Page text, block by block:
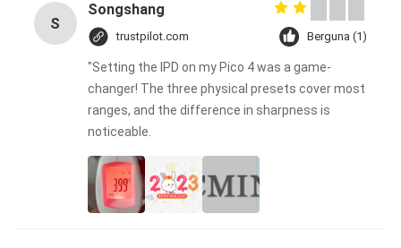
S
Songshang
trustpilot.com Berguna (1)
"Setting the IPD on my Pico 4 was a game-
changer! The three physical presets cover most
ranges, and the difference in sharpness is
noticeable.